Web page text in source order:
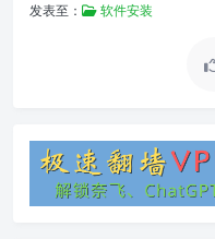
发表至： 软件安装